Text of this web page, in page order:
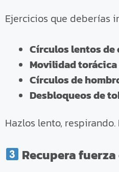
Ejercicios que deberías
Círculos lentos de
Movilidad
Círculos de
Desbloqueos de
Hazlos lento,
Recupera